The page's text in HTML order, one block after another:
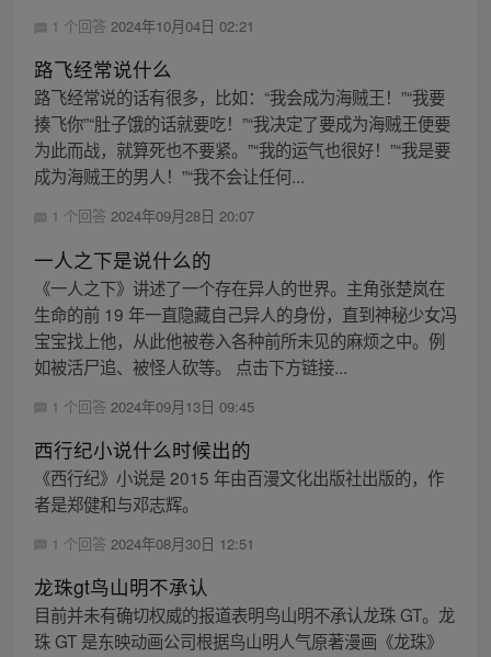
1 个回答 2024年10月04日 02:21
路飞经常说什么
路飞经常说的话有很多，比如：“我会成为海贼王！”“我要
揍飞你”“肚子饿的话就要吃！”“我决定了要成为海贼王便要
为此而战，就算死也不要紧。”“我的运气也很好！”“我是要
成为海贼王的男人！”“我不会让任何...
1 个回答 2024年09月28日 20:07
一人之下是说什么的
《一人之下》讲述了一个存在异人的世界。主角张楚岚在
生命的前 19 年一直隐藏自己异人的身份，直到神秘少女冯
宝宝找上他，从此他被卷入各种前所未见的麻烦之中。例
如被活尸追、被怪人砍等。 点击下方链接...
1 个回答 2024年09月13日 09:45
西行纪小说什么时候出的
《西行纪》小说是 2015 年由百漫文化出版社出版的，作
者是郑健和与邓志辉。
1 个回答 2024年08月30日 12:51
龙珠gt鸟山明不承认
目前并未有确切权威的报道表明鸟山明不承认龙珠 GT。龙
珠 GT 是东映动画公司根据鸟山明人气原著漫画《龙珠》